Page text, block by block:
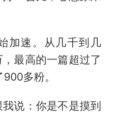
加速。从几千到几
最高的一篇超过了
多粉。
说：你是不是摸到